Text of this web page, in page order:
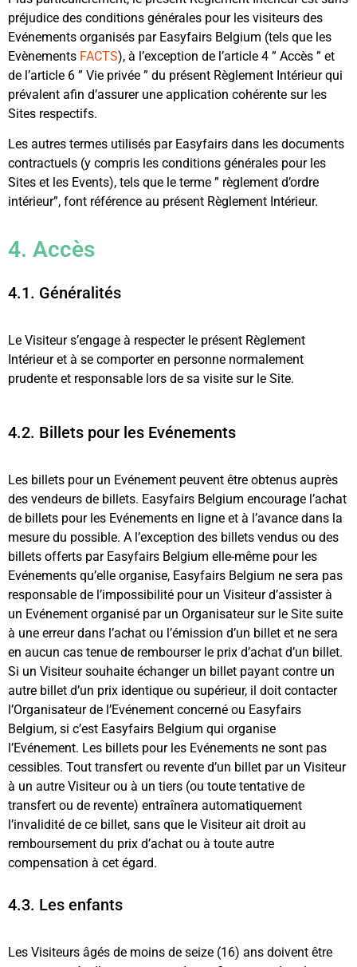
préjudice des conditions générales pour les visiteurs des
Evénements organisés par Easyfairs Belgium (tels que les
Evènements FACTS), à l’exception de l’article 4 ” Accès ” et
de l’article 6 ” Vie privée ” du présent Règlement Intérieur qui
prévalent afin d’assurer une application cohérente sur les
Sites respectifs.
Les autres termes utilisés par Easyfairs dans les documents
contractuels (y compris les conditions générales pour les
Sites et les Events), tels que le terme ” règlement d’ordre
intérieur”, font référence au présent Règlement Intérieur.
4. Accès
4.1. Généralités
Le Visiteur s’engage à respecter le présent Règlement
Intérieur et à se comporter en personne normalement
prudente et responsable lors de sa visite sur le Site.
4.2. Billets pour les Evénements
Les billets pour un Evénement peuvent être obtenus auprès
des vendeurs de billets. Easyfairs Belgium encourage l’achat
de billets pour les Evénements en ligne et à l’avance dans la
mesure du possible. A l’exception des billets vendus ou des
billets offerts par Easyfairs Belgium elle-même pour les
Evénements qu’elle organise, Easyfairs Belgium ne sera pas
responsable de l’impossibilité pour un Visiteur d’assister à
un Evénement organisé par un Organisateur sur le Site suite
à une erreur dans l’achat ou l’émission d’un billet et ne sera
en aucun cas tenue de rembourser le prix d’achat d’un billet.
Si un Visiteur souhaite échanger un billet payant contre un
autre billet d’un prix identique ou supérieur, il doit contacter
l’Organisateur de l’Evénement concerné ou Easyfairs
Belgium, si c’est Easyfairs Belgium qui organise
l’Evénement. Les billets pour les Evénements ne sont pas
cessibles. Tout transfert ou revente d’un billet par un Visiteur
à un autre Visiteur ou à un tiers (ou toute tentative de
transfert ou de revente) entraînera automatiquement
l’invalidité de ce billet, sans que le Visiteur ait droit au
remboursement du prix d’achat ou à toute autre
compensation à cet égard.
4.3. Les enfants
Les Visiteurs âgés de moins de seize (16) ans doivent être